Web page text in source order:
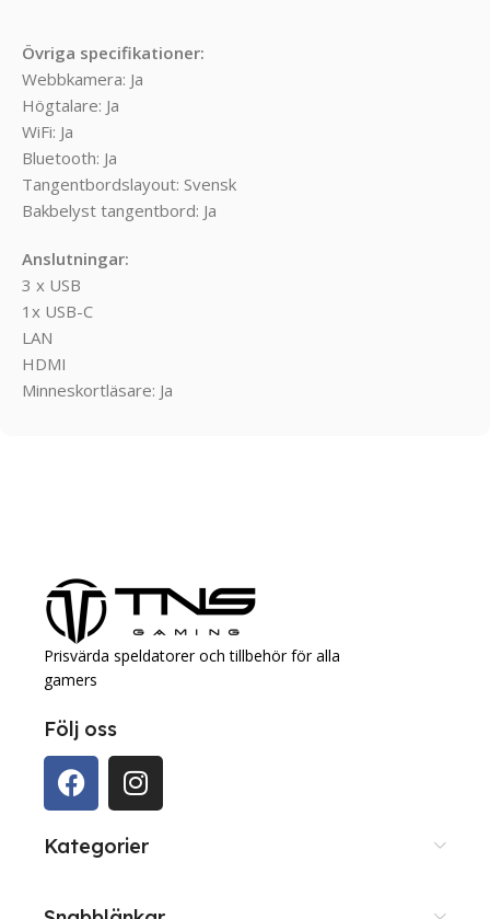
Övriga specifikationer:
Webbkamera: Ja
Högtalare: Ja
WiFi: Ja
Bluetooth: Ja
Tangentbordslayout: Svensk
Bakbelyst tangentbord: Ja
Anslutningar:
3 x USB
1x USB-C
LAN
HDMI
Minneskortläsare: Ja
Prisvärda speldatorer och tillbehör för alla
gamers
Följ oss
Kategorier